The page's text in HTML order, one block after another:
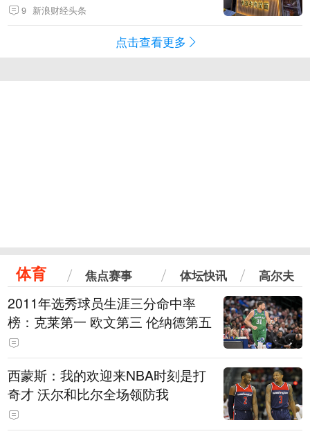
9 新浪财经头条
点击查看更多
体育 焦点赛事 体坛快讯 高尔夫
2011年选秀球员生涯三分命中率
榜：克莱第一 欧文第三 伦纳德第五
西蒙斯：我的欢迎来NBA时刻是打
奇才 沃尔和比尔全场领防我